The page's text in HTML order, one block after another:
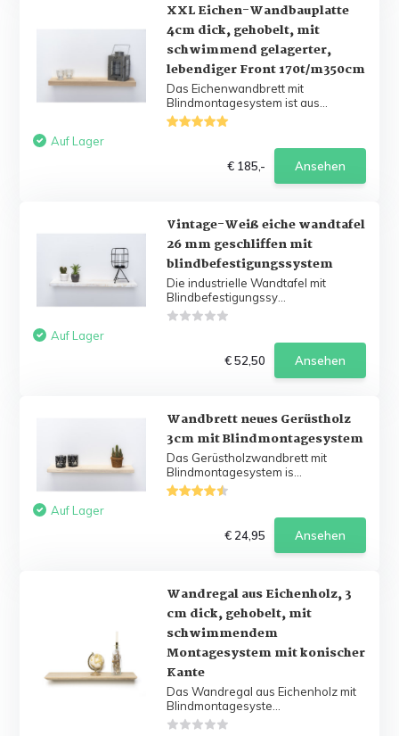
XXL Eichen-Wandbauplatte
4cm dick, gehobelt, mit
schwimmend gelagerter,
lebendiger Front 170t/m350cm
Das Eichenwandbrett mit
Blindmontagesystem ist aus...
Auf Lager
€ 185,-
Ansehen
Vintage-Weiß eiche wandtafel
26 mm geschliffen mit
blindbefestigungssystem
Die industrielle Wandtafel mit
Blindbefestigungssy...
Auf Lager
€ 52,50
Ansehen
Wandbrett neues Gerüstholz
3cm mit Blindmontagesystem
Das Gerüstholzwandbrett mit
Blindmontagesystem is...
Auf Lager
€ 24,95
Ansehen
Wandregal aus Eichenholz, 3
cm dick, gehobelt, mit
schwimmendem
Montagesystem mit konischer
Kante
Das Wandregal aus Eichenholz mit
Blindmontagesyste...